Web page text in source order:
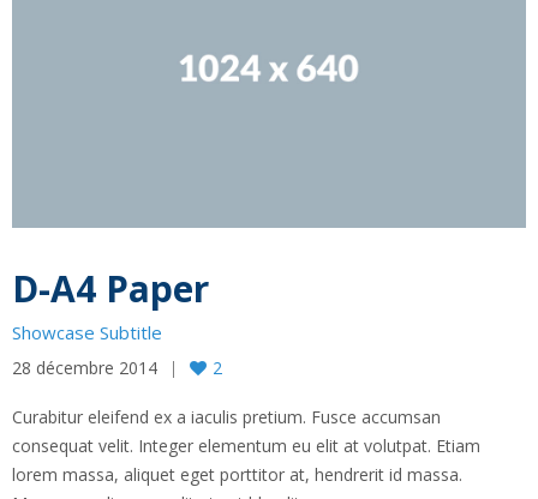
D-A4 Paper
Showcase Subtitle
28 décembre 2014 2
Curabitur eleifend ex a iaculis pretium. Fusce accumsan
consequat velit. Integer elementum eu elit at volutpat. Etiam
lorem massa, aliquet eget porttitor at, hendrerit id massa.